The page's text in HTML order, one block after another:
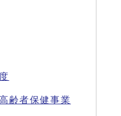
齢者保健事業